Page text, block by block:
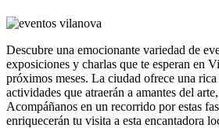
Descubre una emocionante variedad de
exposiciones y charlas que te esperan en
próximos meses. La ciudad ofrece una
actividades que atraerán a amantes del
Acompáñanos en un recorrido por estas
enriquecerán tu visita a esta encantadora